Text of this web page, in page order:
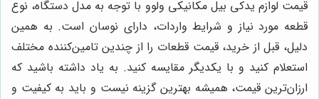
قیمت لوازم یدکی بیل مکانیکی ولوو با توجه به مدل دستگاه، نوع
قطعه مورد نیاز و شرایط واردات، دارای نوسان است. به همین
دلیل، قبل از خرید، قیمت قطعات را از چندین تامین‌کننده مختلف
استعلام کنید و با یکدیگر مقایسه کنید. به یاد داشته باشید که
ارزان‌ترین قیمت، همیشه بهترین گزینه نیست و باید به کیفیت و